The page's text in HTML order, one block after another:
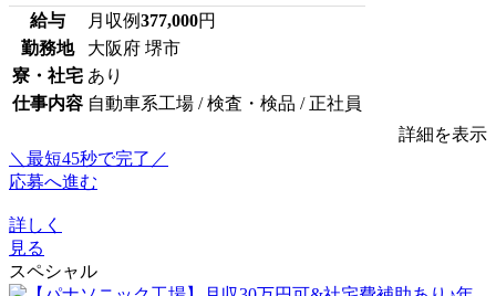
給与 月収例377,000円
勤務地
大阪府 堺市
寮・社宅 あり
仕事内容 自動車系工場 / 検査・検品 / 正社員
詳細を表示
＼最短45秒で完了／
応募へ進む
詳しく
見る
スペシャル